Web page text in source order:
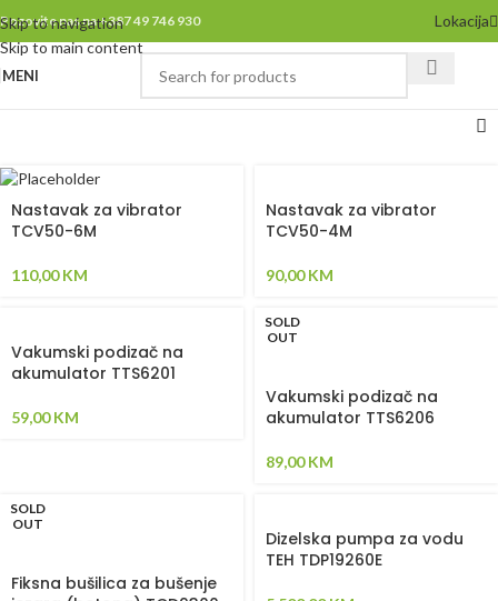
Skip to navigation
Skip to main content
Pozovite nas na +387 49 746 930 Lokacija
MENI
Nastavak za vibrator
TCV50-6M
110,00KM
Nastavak za vibrator
TCV50-4M
90,00KM
Vakumski podizač na
akumulator TTS6201
59,00KM
SOLD
OUT
Vakumski podizač na
akumulator TTS6206
89,00KM
SOLD
OUT
Fiksna bušilica za bušenje
Dizelska pumpa za vodu
TEH TDP19260E